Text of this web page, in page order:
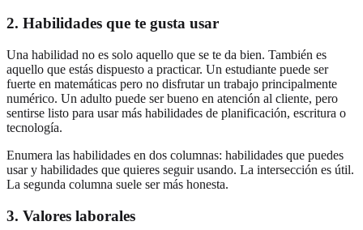
2. Habilidades que te gusta usar
Una habilidad no es solo aquello que se te da bien. También es
aquello que estás dispuesto a practicar. Un estudiante puede ser
fuerte en matemáticas pero no disfrutar un trabajo principalmente
numérico. Un adulto puede ser bueno en atención al cliente, pero
sentirse listo para usar más habilidades de planificación, escritura o
tecnología.
Enumera las habilidades en dos columnas: habilidades que puedes
usar y habilidades que quieres seguir usando. La intersección es útil.
La segunda columna suele ser más honesta.
3. Valores laborales